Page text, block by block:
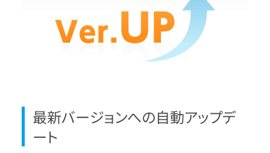
最新バージョンへの自動アップデ
ート